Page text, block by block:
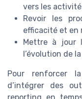
vers les
Revoir les
efficacité et en
Mettre à jour
l’évolution de
Pour renforcer
d’intégrer des
reporting en